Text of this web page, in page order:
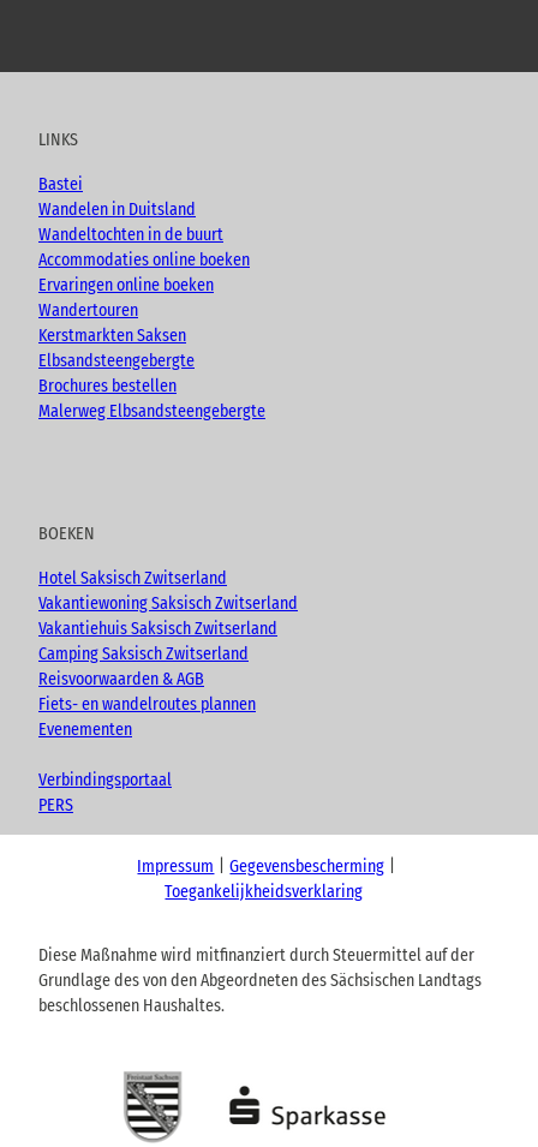
u
e
c
o
k
s
a
m
o
LINKS
Bastei
Wandelen in Duitsland
Wandeltochten in de buurt
Accommodaties online boeken
Ervaringen online boeken
Wandertouren
Kerstmarkten Saksen
Elbsandsteengebergte
Brochures bestellen
Malerweg Elbsandsteengebergte
BOEKEN
Hotel Saksisch Zwitserland
Vakantiewoning Saksisch Zwitserland
Vakantiehuis Saksisch Zwitserland
Camping Saksisch Zwitserland
Reisvoorwaarden & AGB
Fiets- en wandelroutes plannen
Evenementen
Verbindingsportaal
PERS
Impressum
Gegevensbescherming
Toegankelijkheidsverklaring
Diese Maßnahme wird mitfinanziert durch Steuermittel auf der
Grundlage des von den Abgeordneten des Sächsischen Landtags
beschlossenen Haushaltes.